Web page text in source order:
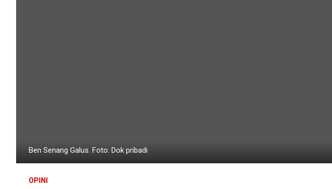
Ben Senang Galus. Foto: Dok pribadi
OPINI